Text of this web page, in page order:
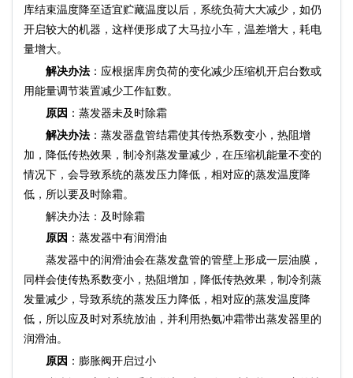
库结束温度降至适宜贮藏温度以后，系统负荷大大减少，如仍
开启较大的机器，这样便形成了大马拉小车，温差增大，耗电
量增大。
解决办法 ：应根据库房负荷的变化减少压缩机开启台数或
用能量调节装置减少工作缸数。
原因 ：蒸发器未及时除霜
解决办法 ：蒸发器盘管结霜使其传热系数变小，热阻增
加，降低传热效果，制冷剂蒸发量减少，在压缩机能量不变的
情况下，会导致系统的蒸发压力降低，相对应的蒸发温度降
低，所以要及时除霜。
解决办法：及时除霜
原因 ：蒸发器中有润滑油
蒸发器中的润滑油会在蒸发盘管的管壁上形成一层油膜，
同样会使传热系数变小，热阻增加，降低传热效果，制冷剂蒸
发量减少，导致系统的蒸发压力降低，相对应的蒸发温度降
低，所以应及时对系统放油，并利用热氨冲霜带出蒸发器里的
润滑油。
原因 ：膨胀阀开启过小